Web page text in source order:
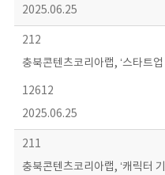
2025.06.25
212
충북콘텐츠코리아랩, ‘스타트
12612
2025.06.25
211
충북콘텐츠코리아랩, ‘캐릭터